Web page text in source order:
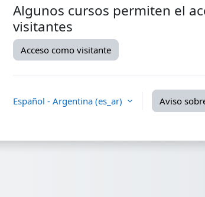
Algunos cursos permiten el
visitantes
Acceso como visitante
Español - Argentina ‎(es_ar)‎ Aviso